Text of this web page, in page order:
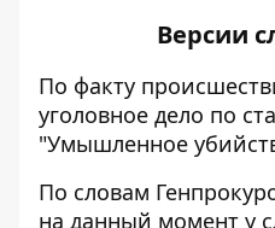
Версии
По факту
уголовное дело по
"Умышленное
По словам
на данный момент у